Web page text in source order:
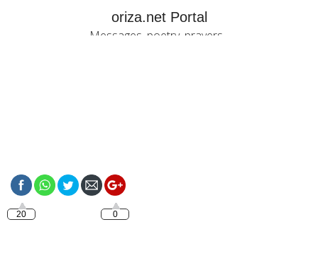
oriza.net Portal
Messages, poetry, prayers...
20 0